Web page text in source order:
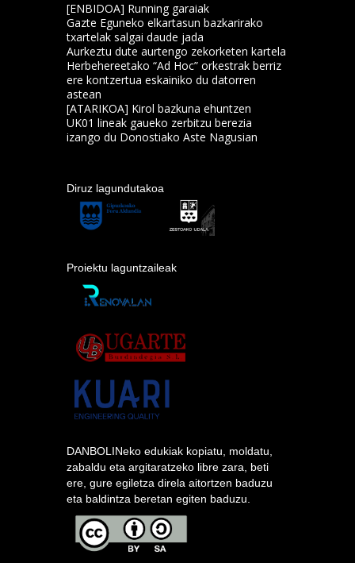
[ENBIDOA] Running garaiak
Gazte Eguneko elkartasun bazkarirako
txartelak salgai daude jada
Aurkeztu dute aurtengo zekorketen kartela
Herbehereetako “Ad Hoc” orkestrak berriz
ere kontzertua eskainiko du datorren
astean
[ATARIKOA] Kirol bazkuna ehuntzen
UK01 lineak gaueko zerbitzu berezia
izango du Donostiako Aste Nagusian
Diruz lagundutakoa
Proiektu laguntzaileak
DANBOLINeko edukiak kopiatu, moldatu,
zabaldu eta argitaratzeko libre zara, beti
ere, gure egiletza direla aitortzen baduzu
eta baldintza beretan egiten baduzu.